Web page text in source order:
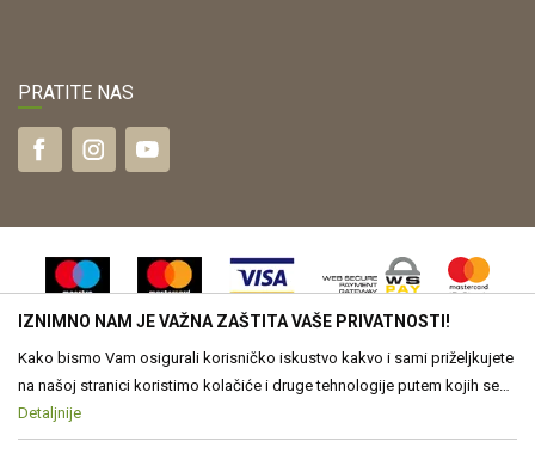
PRATITE NAS
Nastojimo biti što precizniji u opisu proizvoda, vjernom prikazu slika te
samih cijena, ali ne možemo u potpunosti jamčiti točnost svih
IZNIMNO NAM JE VAŽNA ZAŠTITA VAŠE PRIVATNOSTI!
Kako bismo Vam osigurali korisničko iskustvo kakvo i sami priželjkujete
na našoj stranici koristimo kolačiće i druge tehnologije putem kojih se
obrađuju Vaši osobni podaci. Voditelj obrade Vaših podataka je Drvona
d.o.o. Obrada Vaših osobnih podataka je nužna za funkcioniranje ove
Detaljnije